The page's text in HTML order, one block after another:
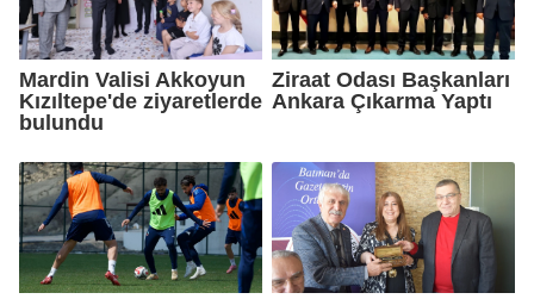
Mardin Valisi Akkoyun
Kızıltepe'de ziyaretlerde
bulundu
Ziraat Odası Başkanları
Ankara Çıkarma Yaptı